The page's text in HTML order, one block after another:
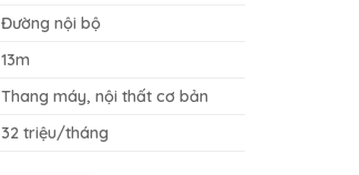
Đường nội bộ
13m
Thang máy, nội thất cơ bản
32 triệu/tháng